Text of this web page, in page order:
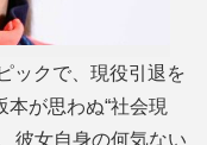
ックで、現役引退を
が思わぬ“社会現
彼女自身の何気ない